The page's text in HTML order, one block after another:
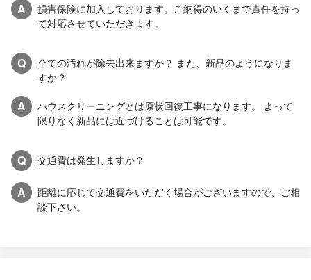
A
損害保険に加入しております。ご納得のいくまで責任を持っ
て対応させていただきます。
Q
全ての汚れが除去出来ますか？ また、新品のようになりま
すか？
A
ハウスクリーニングとは原状回復工事になります。 よって
限りなく新品には近づけることは可能です。
Q 交通費は発生しますか？
A
距離に応じて交通費をいただく場合がございますので、ご相
談下さい。